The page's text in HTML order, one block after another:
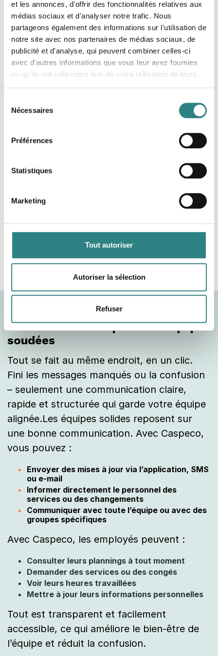
et les annonces, d'offrir des fonctionnalités relatives aux
médias sociaux et d'analyser notre trafic. Nous
partageons également des informations sur l'utilisation de
notre site avec nos partenaires de médias sociaux, de
publicité et d'analyse, qui peuvent combiner celles-ci
avec d'autres informations que vous leur avez fournies
ou qu'ils ont collectées lors de votre utilisation de leurs
Nécessaires
Préférences
Statistiques
Marketing
Tout autoriser
Autoriser la sélection
Refuser
au sein de votre équipe. Cette
fonctionnalité supprime le travail manuel et
garantit que chacun reçoit
automatiquement sa juste part.
Communication – pour des équipes
soudées
Tout se fait au même endroit, en un clic.
Fini les messages manqués ou la confusion
– seulement une communication claire,
rapide et structurée qui garde votre équipe
alignée.Les équipes solides reposent sur
une bonne communication. Avec Caspeco,
vous pouvez :
Envoyer des mises à jour via l’application, SMS
ou e-mail
Informer directement le personnel des
services ou des changements
Communiquer avec toute l’équipe ou avec des
groupes spécifiques
Avec Caspeco, les employés peuvent :
Consulter leurs plannings à tout moment
Demander des services ou des congés
Voir leurs heures travaillées
Mettre à jour leurs informations personnelles
Tout est transparent et facilement
accessible, ce qui améliore le bien-être de
l’équipe et réduit la confusion.